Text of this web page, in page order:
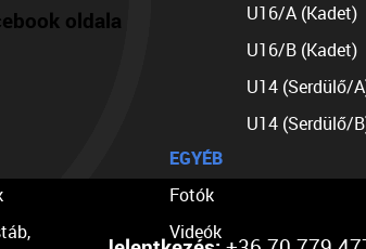
oldala
U16/A (Kadet)
U16/B (Kadet)
U14 (Serdülő/
U14 (Serdülő/
EGYÉB
Fotók
Videók